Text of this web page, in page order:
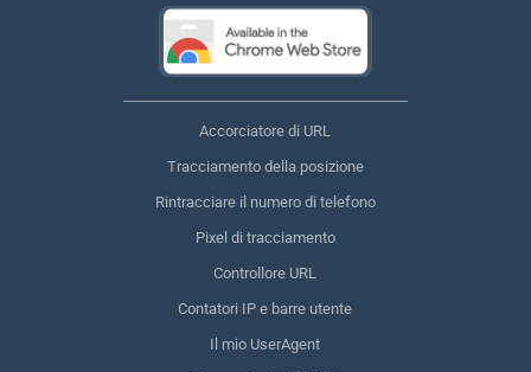
Accorciatore di URL
Tracciamento della posizione
Rintracciare il numero di telefono
Pixel di tracciamento
Controllore URL
Contatori IP e barre utente
Il mio UserAgent